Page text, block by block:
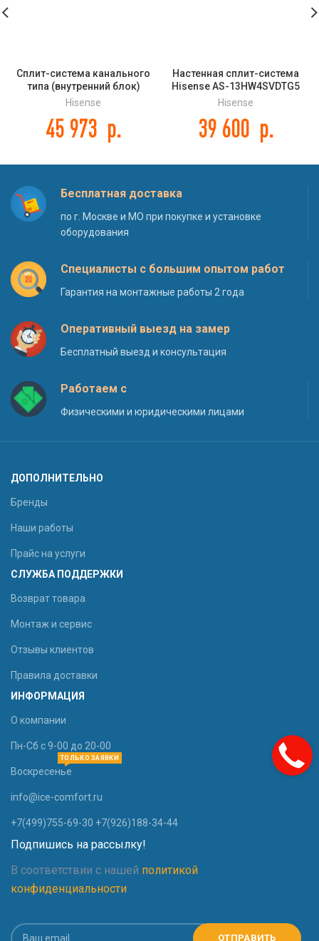
Сплит-система канального
типа (внутренний блок)
Hisense AUD-36UX4SHL DC
Hisense
45 973 р.
Настенная сплит-система
Hisense AS-13HW4SVDTG5
NEO Premium Classic A
Hisense
39 600 р.
Бесплатная доставка
по г. Москве и МО при покупке и установке
оборудования
Специалисты с большим опытом работ
Гарантия на монтажные работы 2 года
Оперативный выезд на замер
Бесплатный выезд и консультация
Работаем с
Физическими и юридическими лицами
ДОПОЛНИТЕЛЬНО
Бренды
Наши работы
Прайс на услуги
СЛУЖБА ПОДДЕРЖКИ
Возврат товара
Монтаж и сервис
Отзывы клиентов
Правила доставки
ИНФОРМАЦИЯ
О компании
Пн-Сб с 9-00 до 20-00
Воскресенье
ТОЛЬКО ЗАЯВКИ
info@ice-comfort.ru
+7(499)755-69-30 +7(926)188-34-44
Подпишись на рассылку!
В соответствии с нашей политикой
конфиденциальности